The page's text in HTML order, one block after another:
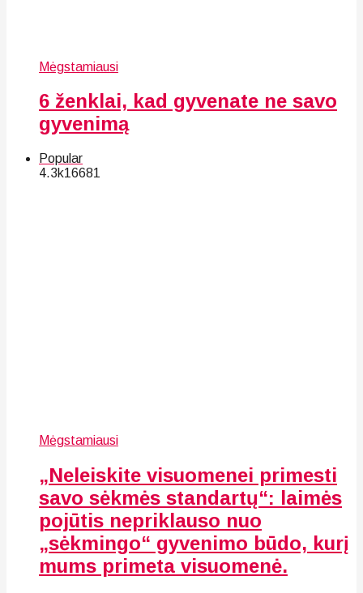
Mėgstamiausi
6 ženklai, kad gyvenate ne savo
gyvenimą
Popular
4.3k16681
Mėgstamiausi
„Neleiskite visuomenei primesti
savo sėkmės standartų“: laimės
pojūtis nepriklauso nuo
„sėkmingo“ gyvenimo būdo, kurį
mums primeta visuomenė.